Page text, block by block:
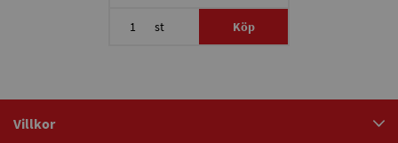
st Köp
Villkor